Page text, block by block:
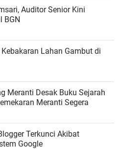
Auditor Senior Kini
BGN
Lahan Gambut di
Meranti Desak Buku Sejarah
Meranti Segera
Terkunci Akibat
Google